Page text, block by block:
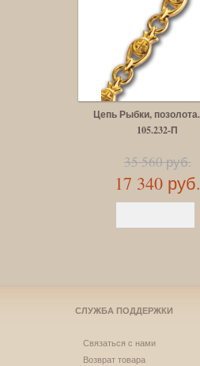
Цепь Рыбки,
105.232-П
35 560 руб.
17 340 руб.
СЛУЖБА ПОДДЕРЖКИ
Связаться с нами
Возврат товара